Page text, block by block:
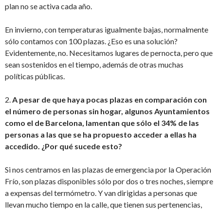
plan no se activa cada año.
En invierno, con temperaturas igualmente bajas, normalmente
sólo contamos con 100 plazas. ¿Eso es una solución?
Evidentemente, no. Necesitamos lugares de pernocta, pero que
sean sostenidos en el tiempo, además de otras muchas
políticas públicas.
2.A pesar de que haya pocas plazas en comparación con
el número de personas sin hogar, algunos Ayuntamientos
como el de Barcelona, lamentan que sólo el 34% de las
personas a las que se ha propuesto acceder a ellas ha
accedido. ¿Por qué sucede esto?
Si nos centramos en las plazas de emergencia por la Operación
Frío, son plazas disponibles sólo por dos o tres noches, siempre
a expensas del termómetro. Y van dirigidas a personas que
llevan mucho tiempo en la calle, que tienen sus pertenencias,